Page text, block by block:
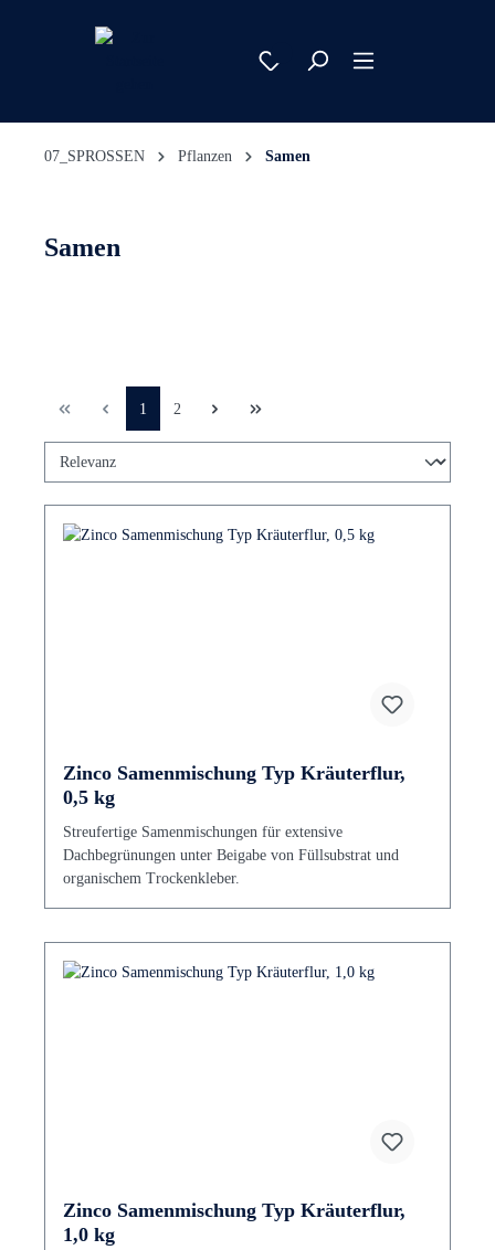
07_SPROSSEN Pflanzen Samen
Samen
1 2
Zinco Samenmischung Typ Kräuterflur,
0,5 kg
Streufertige Samenmischungen für extensive
Dachbegrünungen unter Beigabe von Füllsubstrat und
organischem Trockenkleber.
Zinco Samenmischung Typ Kräuterflur,
1,0 kg